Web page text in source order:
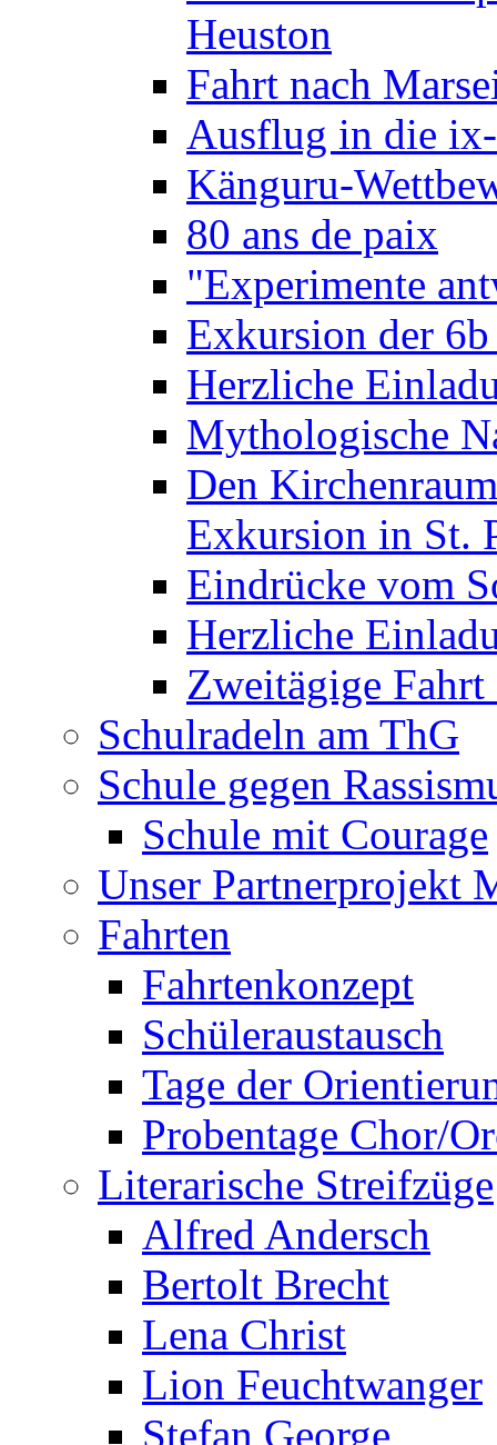
Heuston
Fahrt nach
Ausflug in die
Känguru-
80 ans de paix
"Experimente
Exkursion der
Herzliche
Mythologische
Den
Exkursion in St.
Eindrücke vom
Herzliche
Zweitägige
Schulradeln am ThG
Schule gegen
Schule mit Courage
Unser Partnerprojekt
Fahrten
Fahrtenkonzept
Schüleraustausch
Tage der
Probentage Chor/
Literarische Streifzüge
Alfred Andersch
Bertolt Brecht
Lena Christ
Lion Feuchtwanger
Stefan George